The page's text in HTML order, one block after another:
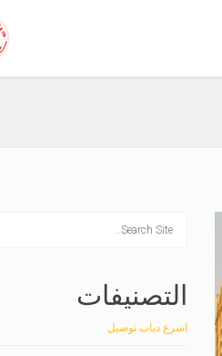
التصنيفات
اسرع دباب توصيل